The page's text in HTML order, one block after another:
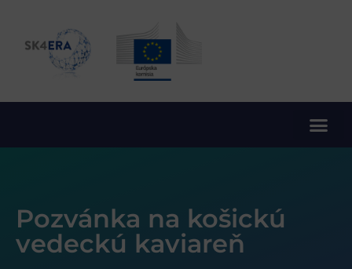
Pozvánka na košickú
vedeckú kaviareň